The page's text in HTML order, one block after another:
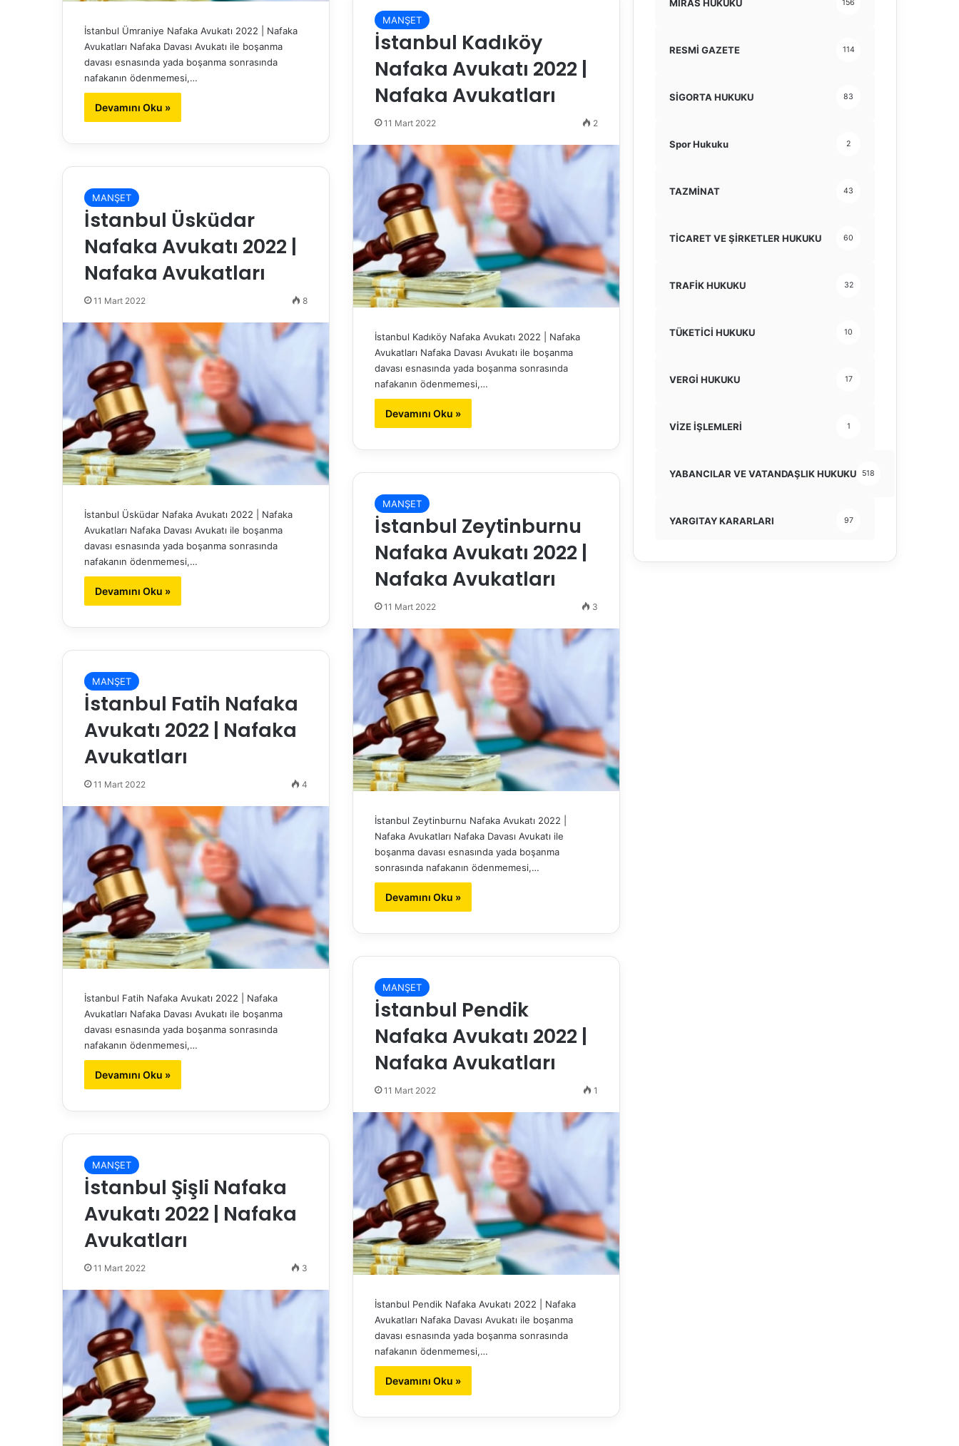
İstanbul Ümraniye Nafaka Avukatı 2022 | Nafaka
Avukatları Nafaka Davası Avukatı ile boşanma
davası esnasında yada boşanma sonrasında
nafakanın ödenmemesi,…
Devamını Oku »
MANŞET
İstanbul Kadıköy
Nafaka Avukatı 2022 |
Nafaka Avukatları
11 Mart 2022 2
İstanbul Kadıköy Nafaka Avukatı 2022 | Nafaka
Avukatları Nafaka Davası Avukatı ile boşanma
davası esnasında yada boşanma sonrasında
nafakanın ödenmemesi,…
Devamını Oku »
MANŞET
İstanbul Üsküdar
Nafaka Avukatı 2022 |
Nafaka Avukatları
11 Mart 2022 8
İstanbul Üsküdar Nafaka Avukatı 2022 | Nafaka
Avukatları Nafaka Davası Avukatı ile boşanma
davası esnasında yada boşanma sonrasında
nafakanın ödenmemesi,…
Devamını Oku »
MANŞET
İstanbul Zeytinburnu
Nafaka Avukatı 2022 |
Nafaka Avukatları
11 Mart 2022 3
İstanbul Zeytinburnu Nafaka Avukatı 2022 |
Nafaka Avukatları Nafaka Davası Avukatı ile
boşanma davası esnasında yada boşanma
sonrasında nafakanın ödenmemesi,…
Devamını Oku »
MANŞET
İstanbul Fatih Nafaka
Avukatı 2022 | Nafaka
Avukatları
11 Mart 2022 4
İstanbul Fatih Nafaka Avukatı 2022 | Nafaka
Avukatları Nafaka Davası Avukatı ile boşanma
davası esnasında yada boşanma sonrasında
nafakanın ödenmemesi,…
Devamını Oku »
MANŞET
İstanbul Pendik
Nafaka Avukatı 2022 |
Nafaka Avukatları
11 Mart 2022 1
İstanbul Pendik Nafaka Avukatı 2022 | Nafaka
Avukatları Nafaka Davası Avukatı ile boşanma
davası esnasında yada boşanma sonrasında
nafakanın ödenmemesi,…
Devamını Oku »
MANŞET
İstanbul Şişli Nafaka
Avukatı 2022 | Nafaka
Avukatları
11 Mart 2022 3
MİRAS HUKUKU 156
RESMİ GAZETE 114
SİGORTA HUKUKU 83
Spor Hukuku 2
TAZMİNAT 43
TİCARET VE ŞİRKETLER HUKUKU 60
TRAFİK HUKUKU 32
TÜKETİCİ HUKUKU 10
VERGİ HUKUKU 17
VİZE İŞLEMLERİ 1
YABANCILAR VE VATANDAŞLIK HUKUKU 518
YARGITAY KARARLARI 97